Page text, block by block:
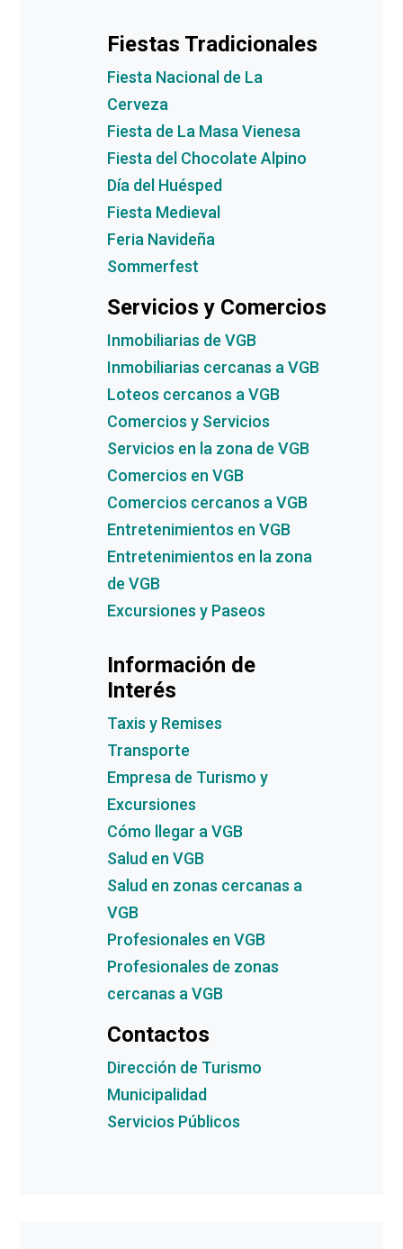
Fiestas Tradicionales
Fiesta Nacional de La
Cerveza
Fiesta de La Masa Vienesa
Fiesta del Chocolate Alpino
Día del Huésped
Fiesta Medieval
Feria Navideña
Sommerfest
Servicios y Comercios
Inmobiliarias de VGB
Inmobiliarias cercanas a VGB
Loteos cercanos a VGB
Comercios y Servicios
Servicios en la zona de VGB
Comercios en VGB
Comercios cercanos a VGB
Entretenimientos en VGB
Entretenimientos en la zona
de VGB
Excursiones y Paseos
Información de
Interés
Taxis y Remises
Transporte
Empresa de Turismo y
Excursiones
Cómo llegar a VGB
Salud en VGB
Salud en zonas cercanas a
VGB
Profesionales en VGB
Profesionales de zonas
cercanas a VGB
Contactos
Dirección de Turismo
Municipalidad
Servicios Públicos